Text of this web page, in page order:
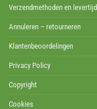
Verzendmethoden en levertijd
Annuleren – retourneren
Klantenbeoordelingen
Privacy Policy
Copyright
Cookies